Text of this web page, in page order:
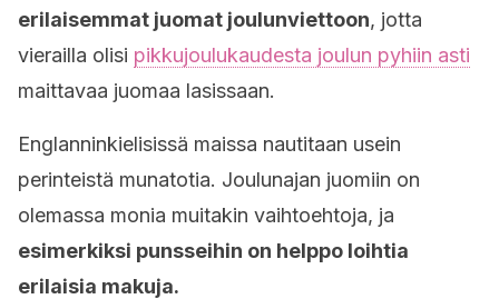
erilaisemmat juomat joulunviettoon, jotta
vierailla olisi pikkujoulukaudesta joulun pyhiin asti
maittavaa juomaa lasissaan.
Englanninkielisissä maissa nautitaan usein
perinteistä munatotia. Joulunajan juomiin on
olemassa monia muitakin vaihtoehtoja, ja
esimerkiksi punsseihin on helppo loihtia
erilaisia makuja.